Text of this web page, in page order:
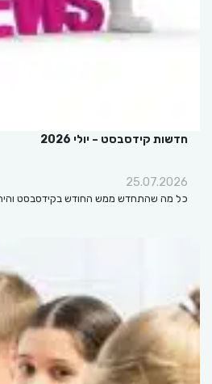
חדשות קידסבסט – יולי 2026
25.07.2026
כל מה שהתחדש ממש החודש בקידסבסט